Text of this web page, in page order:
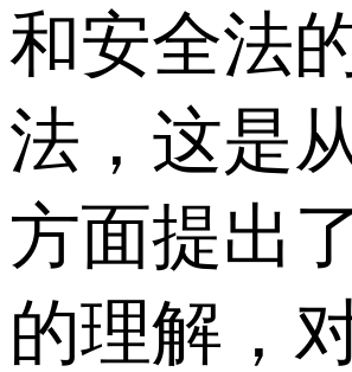
和安全法
法，这是
方面提出
的理解，